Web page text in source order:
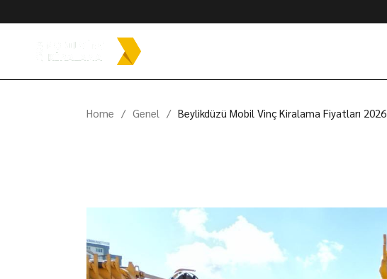
Home Genel Beylikdüzü Mobil Vinç Kiralama Fiyatları 2026